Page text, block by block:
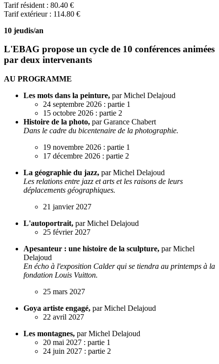
Tarif résident : 80.40 €
Tarif extérieur : 114.80 €
10 jeudis/an
L'EBAG propose un cycle de 10 conférences animées
par deux intervenants
AU PROGRAMME
Les mots dans la peinture, par Michel Delajoud
24 septembre 2026 : partie 1
15 octobre 2026 : partie 2
Histoire de la photo, par Garance Chabert
Dans le cadre du bicentenaire de la photographie.
19 novembre 2026 : partie 1
17 décembre 2026 : partie 2
La géographie du jazz, par Michel Delajoud
Les relations entre jazz et arts et les raisons de leurs
déplacements géographiques.
21 janvier 2027
L'autoportrait, par Michel Delajoud
25 février 2027
Apesanteur : une histoire de la sculpture, par Michel
Delajoud
En écho à l'exposition Calder qui se tiendra au printemps à la
fondation Louis Vuitton.
25 mars 2027
Goya artiste engagé, par Michel Delajoud
22 avril 2027
Les montagnes, par Michel Delajoud
20 mai 2027 : partie 1
24 juin 2027 : partie 2